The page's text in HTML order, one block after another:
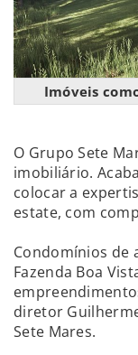
Imóveis
O Grupo Sete
imobiliário.
colocar a
estate, com
Condomínios de
Fazenda Boa
diretor
Sete Mares.